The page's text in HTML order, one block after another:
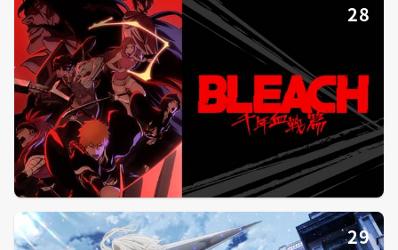
28
29